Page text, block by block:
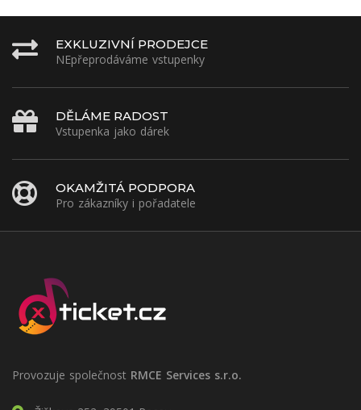
EXKLUZIVNÍ PRODEJCE
NEpřeprodáváme vstupenky
DĚLÁME RADOST
Vstupenka jako dárek
OKAMŽITÁ PODPORA
Pro zákazníky i pořadatele
Provozuje společnost RMCE Services s.r.o.